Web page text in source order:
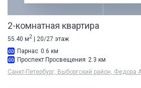
2-комнатная квартира
55.40 м2 | 20/27 этаж
Парнас 0.6 км
Проспект Просвещения 2.3 км
Санкт-Петербург, Выборгский район, Федора